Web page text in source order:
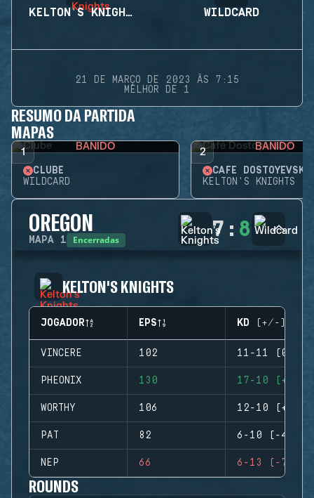
KELTON'S KNIGHTS WILDCARD
21 DE MARÇO DE 2023 ÀS 7:15
MELHOR DE 1
RESUMO DA PARTIDA
MAPAS
1 BANIDO
CLUBE
WILDCARD
2 BANIDO
CAFÉ DOSTOYEVSKY
KELTON'S KNIGHTS
OREGON
MAPA 1 Encerradas 7 : 8
KELTON'S KNIGHTS
JOGADOR EPS KD (+/-)
VINCERE 102 11-11 (0)
PHEONIX 130 17-10 (+7)
WORTHY 106 12-10 (+2)
PAT 82 6-10 (-4)
NEP 66 6-13 (-7)
ROUNDS